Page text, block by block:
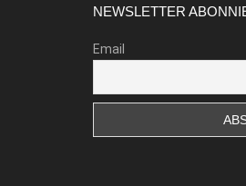
NEWSLETTER
Email